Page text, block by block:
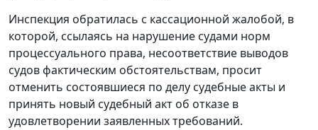
Инспекция обратилась с кассационной жалобой, в
которой, ссылаясь на нарушение судами норм
процессуального права, несоответствие выводов
судов фактическим обстоятельствам, просит
отменить состоявшиеся по делу судебные акты и
принять новый судебный акт об отказе в
удовлетворении заявленных требований.